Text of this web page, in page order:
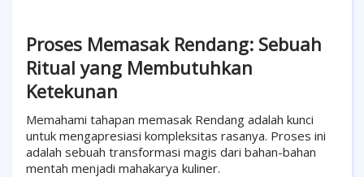
Proses Memasak Rendang: Sebuah
Ritual yang Membutuhkan
Ketekunan
Memahami tahapan memasak Rendang adalah kunci
untuk mengapresiasi kompleksitas rasanya. Proses ini
adalah sebuah transformasi magis dari bahan-bahan
mentah menjadi mahakarya kuliner.